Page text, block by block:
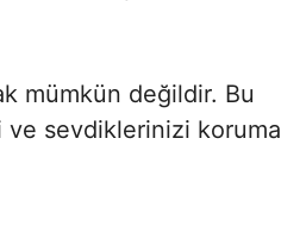
mümkün değildir. Bu
ve sevdiklerinizi koruma